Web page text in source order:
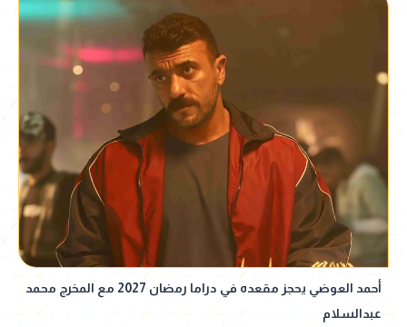
أحمد العوضي يحجز مقعده في دراما رمضان 2027 مع المخرج محمد
عبدالسلام